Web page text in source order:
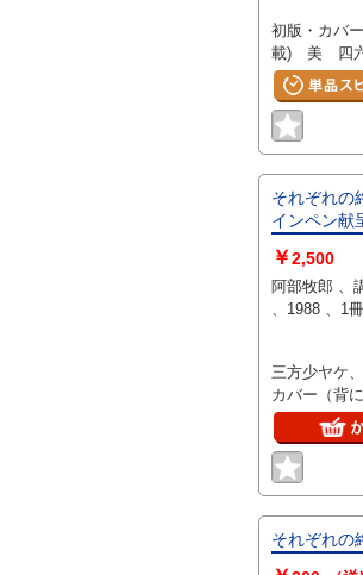
初版・カバ
載) 美 四六
の二枚目以
確認いた
https://
それぞれ
インペン献
￥2,500
阿部牧郎 、講談社
、1988 、1冊
三方少ヤケ
カバー（背
な痛み、背
それぞれの